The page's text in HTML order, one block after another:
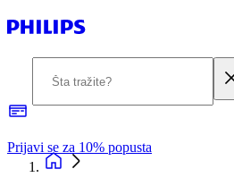
Prijavi se za 10% popusta